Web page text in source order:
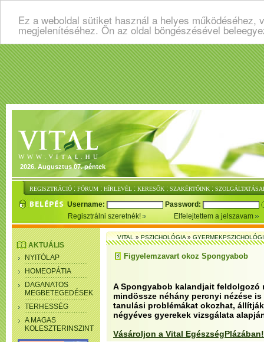
Ez a weboldal sütiket használ a helyes
megjelenítéséhez. Ön az oldal böngészésével
2026. Augusztus 07. péntek
REGISZTRÁCIÓ : FÓRUM : HÍRLEVÉL : KERESŐK : SZAKÉRTŐINK :
Username:
Password:
Regisztrálni szeretnék!
Elfelejtettem a jelszavam
AKTUÁLIS
NYITÓLAP
HOMEOPÁTIA
DAGANATOS
MEGBETEGEDÉSEK
TERHESSÉG
A MAGAS
KOLESZTERINSZINT
VITAL»PSZICHOLÓGIA»
Figyelemzavart okoz Spongyabob
A Spongyabob kalandjait feldolgozó
mindössze néhány percnyi nézése
tanulási problémákat okozhat,
négyéves gyerekek vizsgálata
Vásároljon a Vital EgészségPlázában!